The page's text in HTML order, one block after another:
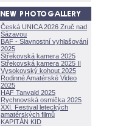
Česká UNICA 2026 Zruč nad
Sázavou
BAF - Slavnostní vyhlašování
2025
Střekovská kamera 2025
Střekovská kamera 2025 II
Vysokovský kohout 2025
Rodinné Amatérské Video
2025
HAF Tanvald 2025
Rychnovská osmička 2025
XXI. Festival leteckých
amatérských filmů
KAPITÁN KID